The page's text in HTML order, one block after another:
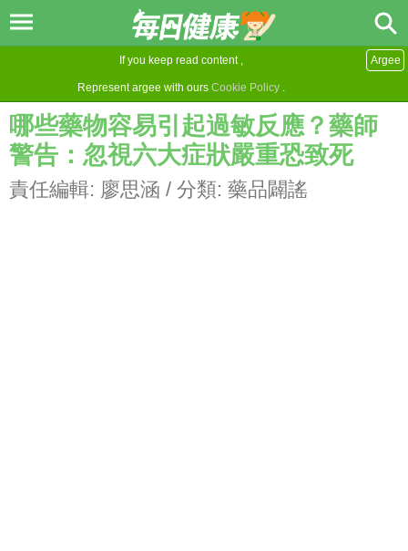
If you keep read content ,
Represent argee with ours Cookie Policy .
Argee
哪些藥物容易引起過敏反應？藥師
警告：忽視六大症狀嚴重恐致死
責任編輯: 廖思涵 / 分類: 藥品闢謠